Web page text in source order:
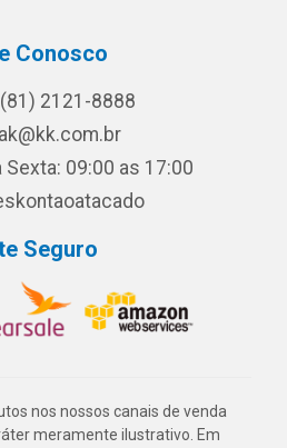
Conosco
(81) 2121-8888
Sexta: 09:00 as 17:00
Seguro
nos nossos canais de venda
meramente ilustrativo. Em